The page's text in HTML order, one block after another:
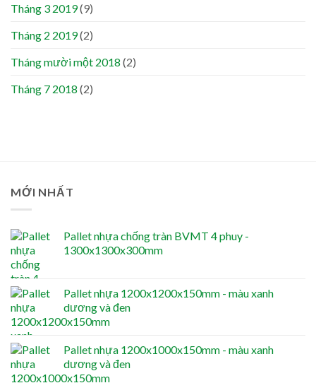
Tháng 3 2019(9)
Tháng 2 2019(2)
Tháng mười một 2018 (2)
Tháng 7 2018 (2)
MỚI NHẤT
Pallet nhựa chống tràn BVMT 4 phuy -
1300x1300x300mm
Pallet nhựa 1200x1200x150mm - màu xanh
dương và đen
Pallet nhựa 1200x1000x150mm - màu xanh
dương và đen